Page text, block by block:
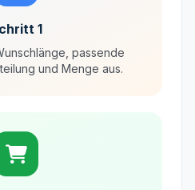
1
passende
und Menge aus.